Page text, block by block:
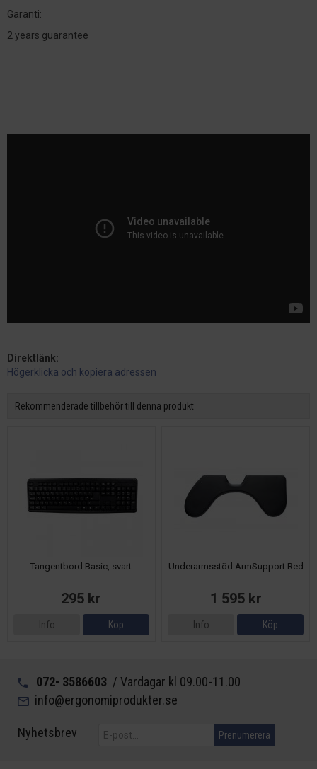
Garanti:
2 years guarantee
Direktlänk:
Högerklicka och kopiera adressen
Rekommenderade tillbehör till denna produkt
Tangentbord Basic, svart
295 kr
Info Köp
Underarmsstöd ArmSupport Red
1 595 kr
Info Köp
072- 3586603 / Vardagar kl 09.00-11.00
info@ergonomiprodukter.se
Nyhetsbrev Prenumerera